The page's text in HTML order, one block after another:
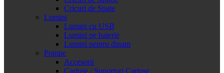
Cricuri de Spate
Lumini
Lumini cu USB
Lumini pe baterie
Lumini pentru dinam
Pompe
Accesorii
Cartușe / Suporturi Cartușe